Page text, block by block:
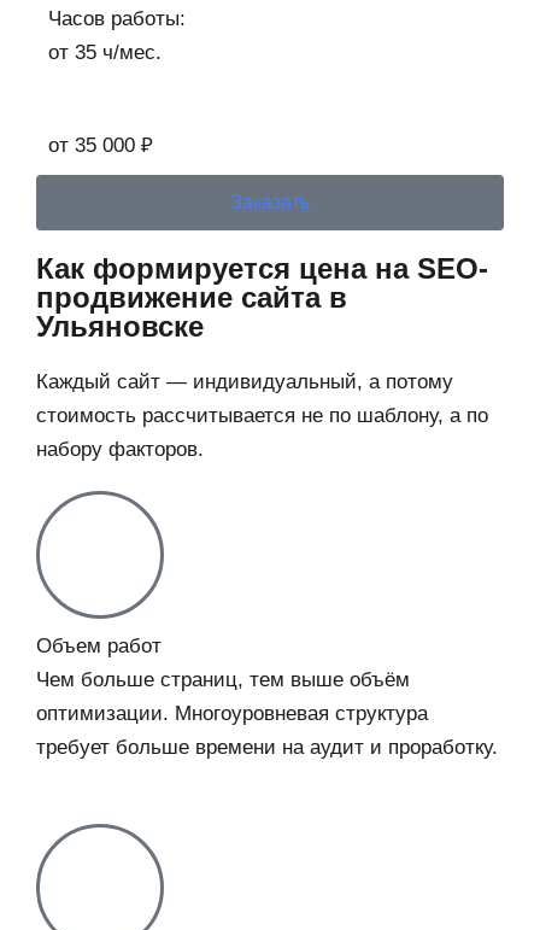
Часов работы:
от 35 ч/мес.
от 35 000 ₽
Заказать
Как формируется цена на SEO-
продвижение сайта в
Ульяновске
Каждый сайт — индивидуальный, а потому
стоимость рассчитывается не по шаблону, а по
набору факторов.
Объем работ
Чем больше страниц, тем выше объём
оптимизации. Многоуровневая структура
требует больше времени на аудит и проработку.